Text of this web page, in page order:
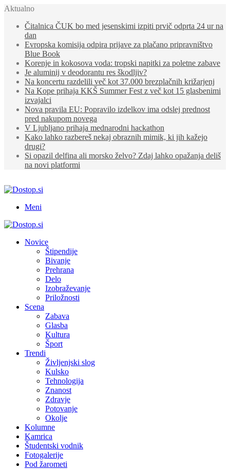
Aktualno
Čitalnica ČUK bo med jesenskimi izpiti prvič odprta 24 ur na
dan
Evropska komisija odpira prijave za plačano pripravništvo
Blue Book
Korenje in kokosova voda: tropski napitki za poletne zabave
Je aluminij v deodorantu res škodljiv?
Na koncertu razdelili več kot 37.000 brezplačnih križarjenj
Na Kope prihaja KKŠ Summer Fest z več kot 15 glasbenimi
izvajalci
Nova pravila EU: Popravilo izdelkov ima odslej prednost
pred nakupom novega
V Ljubljano prihaja mednarodni hackathon
Kako lahko razbereš nekaj obraznih mimik, ki jih kažejo
drugi?
Si opazil delfina ali morsko želvo? Zdaj lahko opažanja deliš
na novi platformi
Meni
Novice
Štipendije
Bivanje
Prehrana
Delo
Izobraževanje
Priložnosti
Scena
Zabava
Glasba
Kultura
Šport
Trendi
Življenjski slog
Kulsko
Tehnologija
Znanost
Zdravje
Potovanje
Okolje
Kolumne
Kamrica
Študentski vodnik
Fotogalerije
Pod žarometi